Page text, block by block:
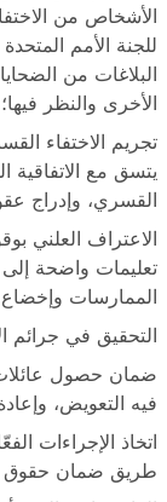
الأشخاص من
للجنة الأمم
البلاغات من
الأخرى والنظر فيها؛
تجريم الاختفاء
يتسق مع الاتفاقية
القسري، وإدراج
الاعتراف العلني
تعليمات واضحة
الممارسات وإخضاع
التحقيق في جرائم
ضمان حصول عائلات
فيه التعويض،
اتخاذ الإجراءات
طريق ضمان حقوق